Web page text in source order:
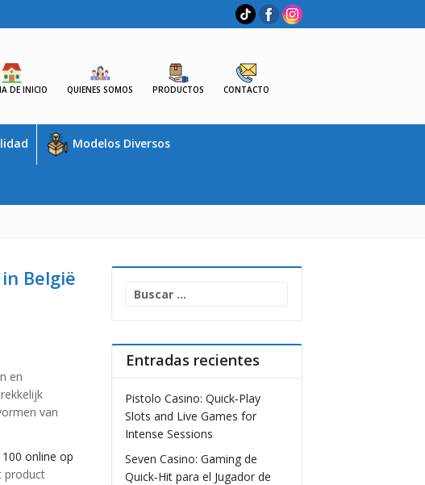
DE INICIO QUIENES SOMOS PRODUCTOS CONTACTO
Modelos Diversos
België
en
van
online op
product
Buscar:
Entradas recientes
Pistolo Casino: Quick‑Play
Slots and Live Games for
Intense Sessions
Seven Casino: Gaming de
Quick‑Hit para el Jugador de